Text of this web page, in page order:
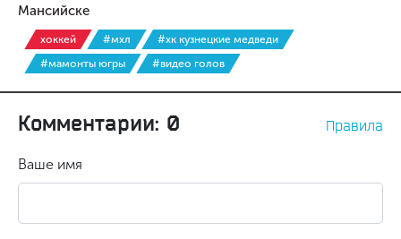
Мансийске
хоккей #мхл
#хк кузнецкие медведи
#мамонты югры
#видео голов
Комментарии: 0 Правила
Ваше имя